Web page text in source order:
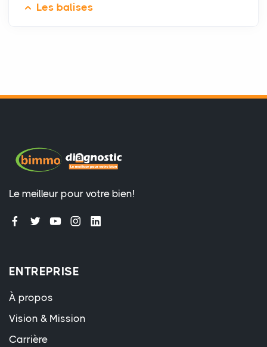
Les balises
Le meilleur pour votre bien!
ENTREPRISE
À propos
Vision & Mission
Carrière